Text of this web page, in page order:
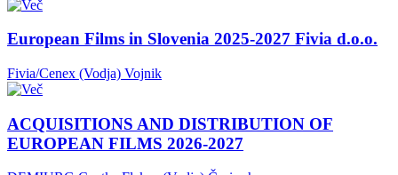
European Films in Slovenia 2025-2027 Fivia d.o.o.
Fivia/Cenex (Vodja) Vojnik
ACQUISITIONS AND DISTRIBUTION OF
EUROPEAN FILMS 2026-2027